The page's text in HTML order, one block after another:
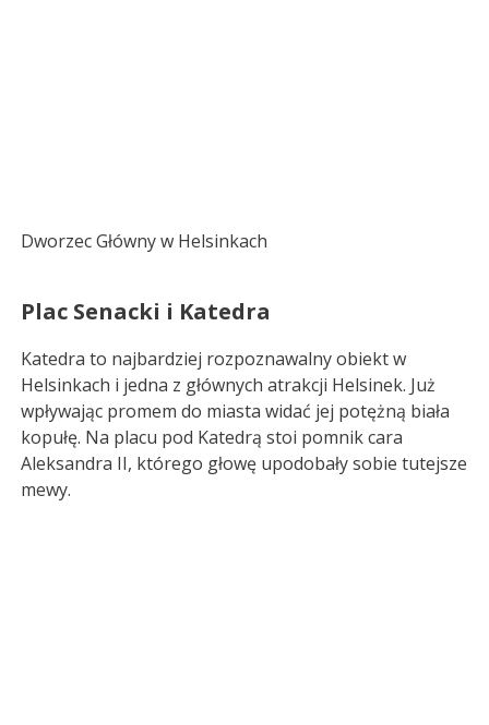
Dworzec Główny w Helsinkach
Plac Senacki i Katedra
Katedra to najbardziej rozpoznawalny obiekt w
Helsinkach i jedna z głównych atrakcji Helsinek. Już
wpływając promem do miasta widać jej potężną biała
kopułę. Na placu pod Katedrą stoi pomnik cara
Aleksandra II, którego głowę upodobały sobie tutejsze
mewy.